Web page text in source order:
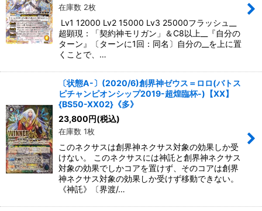
在庫数 2枚
Lv1 12000 Lv2 15000 Lv3 25000フラッシュ__
超顕現：「契約神モリガン」＆C8以上__『自分の
ターン』〔ターンに1回：同名〕自分の__を上に置
くことで、…
〔状態A-〕(2020/6)創界神ゼウス＝ロロ(バトス
ピチャンピオンシップ2019-超煌臨杯-)【XX】
{BS50-XX02}《多》
23,800円(税込)
在庫数 1枚
このネクサスは創界神ネクサス対象の効果しか受
けない。 このネクサスには神託と創界神ネクサス
対象の効果でしかコアを置けず、そのコアは創界
神ネクサス対象の効果しか受けず移動できない。
《神託》〔界渡/…